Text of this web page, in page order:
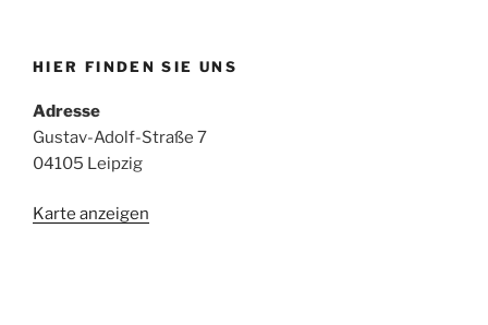
HIER FINDEN SIE UNS
Adresse
Gustav-Adolf-Straße 7
04105 Leipzig
Karte anzeigen